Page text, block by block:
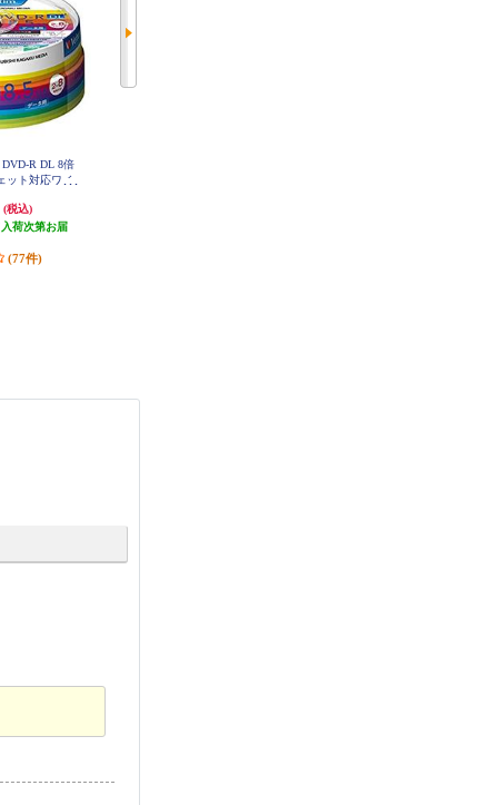
DVD-R DL 8倍
ット対応ワイ
(税込)
荷次第お届
(77件)